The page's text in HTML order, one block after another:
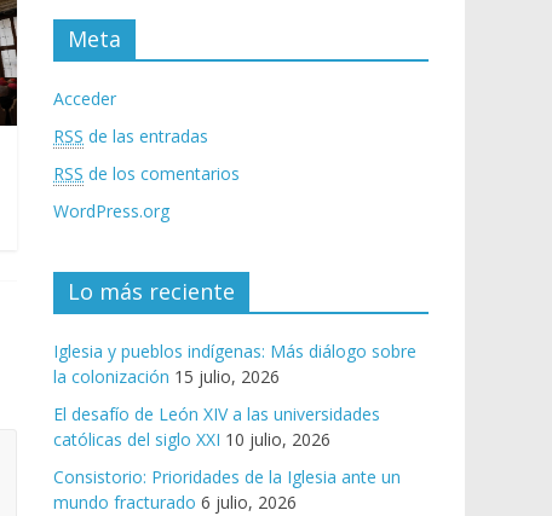
Meta
Acceder
RSS de las entradas
RSS de los comentarios
WordPress.org
Lo más reciente
Iglesia y pueblos indígenas: Más diálogo sobre
la colonización 15 julio, 2026
El desafío de León XIV a las universidades
católicas del siglo XXI 10 julio, 2026
Consistorio: Prioridades de la Iglesia ante un
mundo fracturado 6 julio, 2026